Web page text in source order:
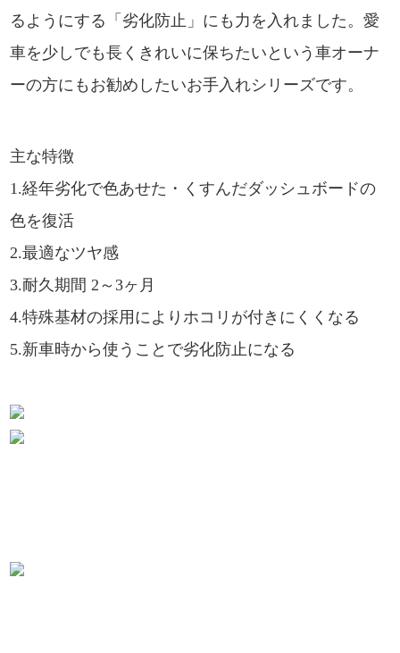
るようにする「劣化防止」にも力を入れました。愛
車を少しでも長くきれいに保ちたいという車オーナ
ーの方にもお勧めしたいお手入れシリーズです。
主な特徴
1.経年劣化で色あせた・くすんだダッシュボードの
色を復活
2.最適なツヤ感
3.耐久期間 2～3ヶ月
4.特殊基材の採用によりホコリが付きにくくなる
5.新車時から使うことで劣化防止になる